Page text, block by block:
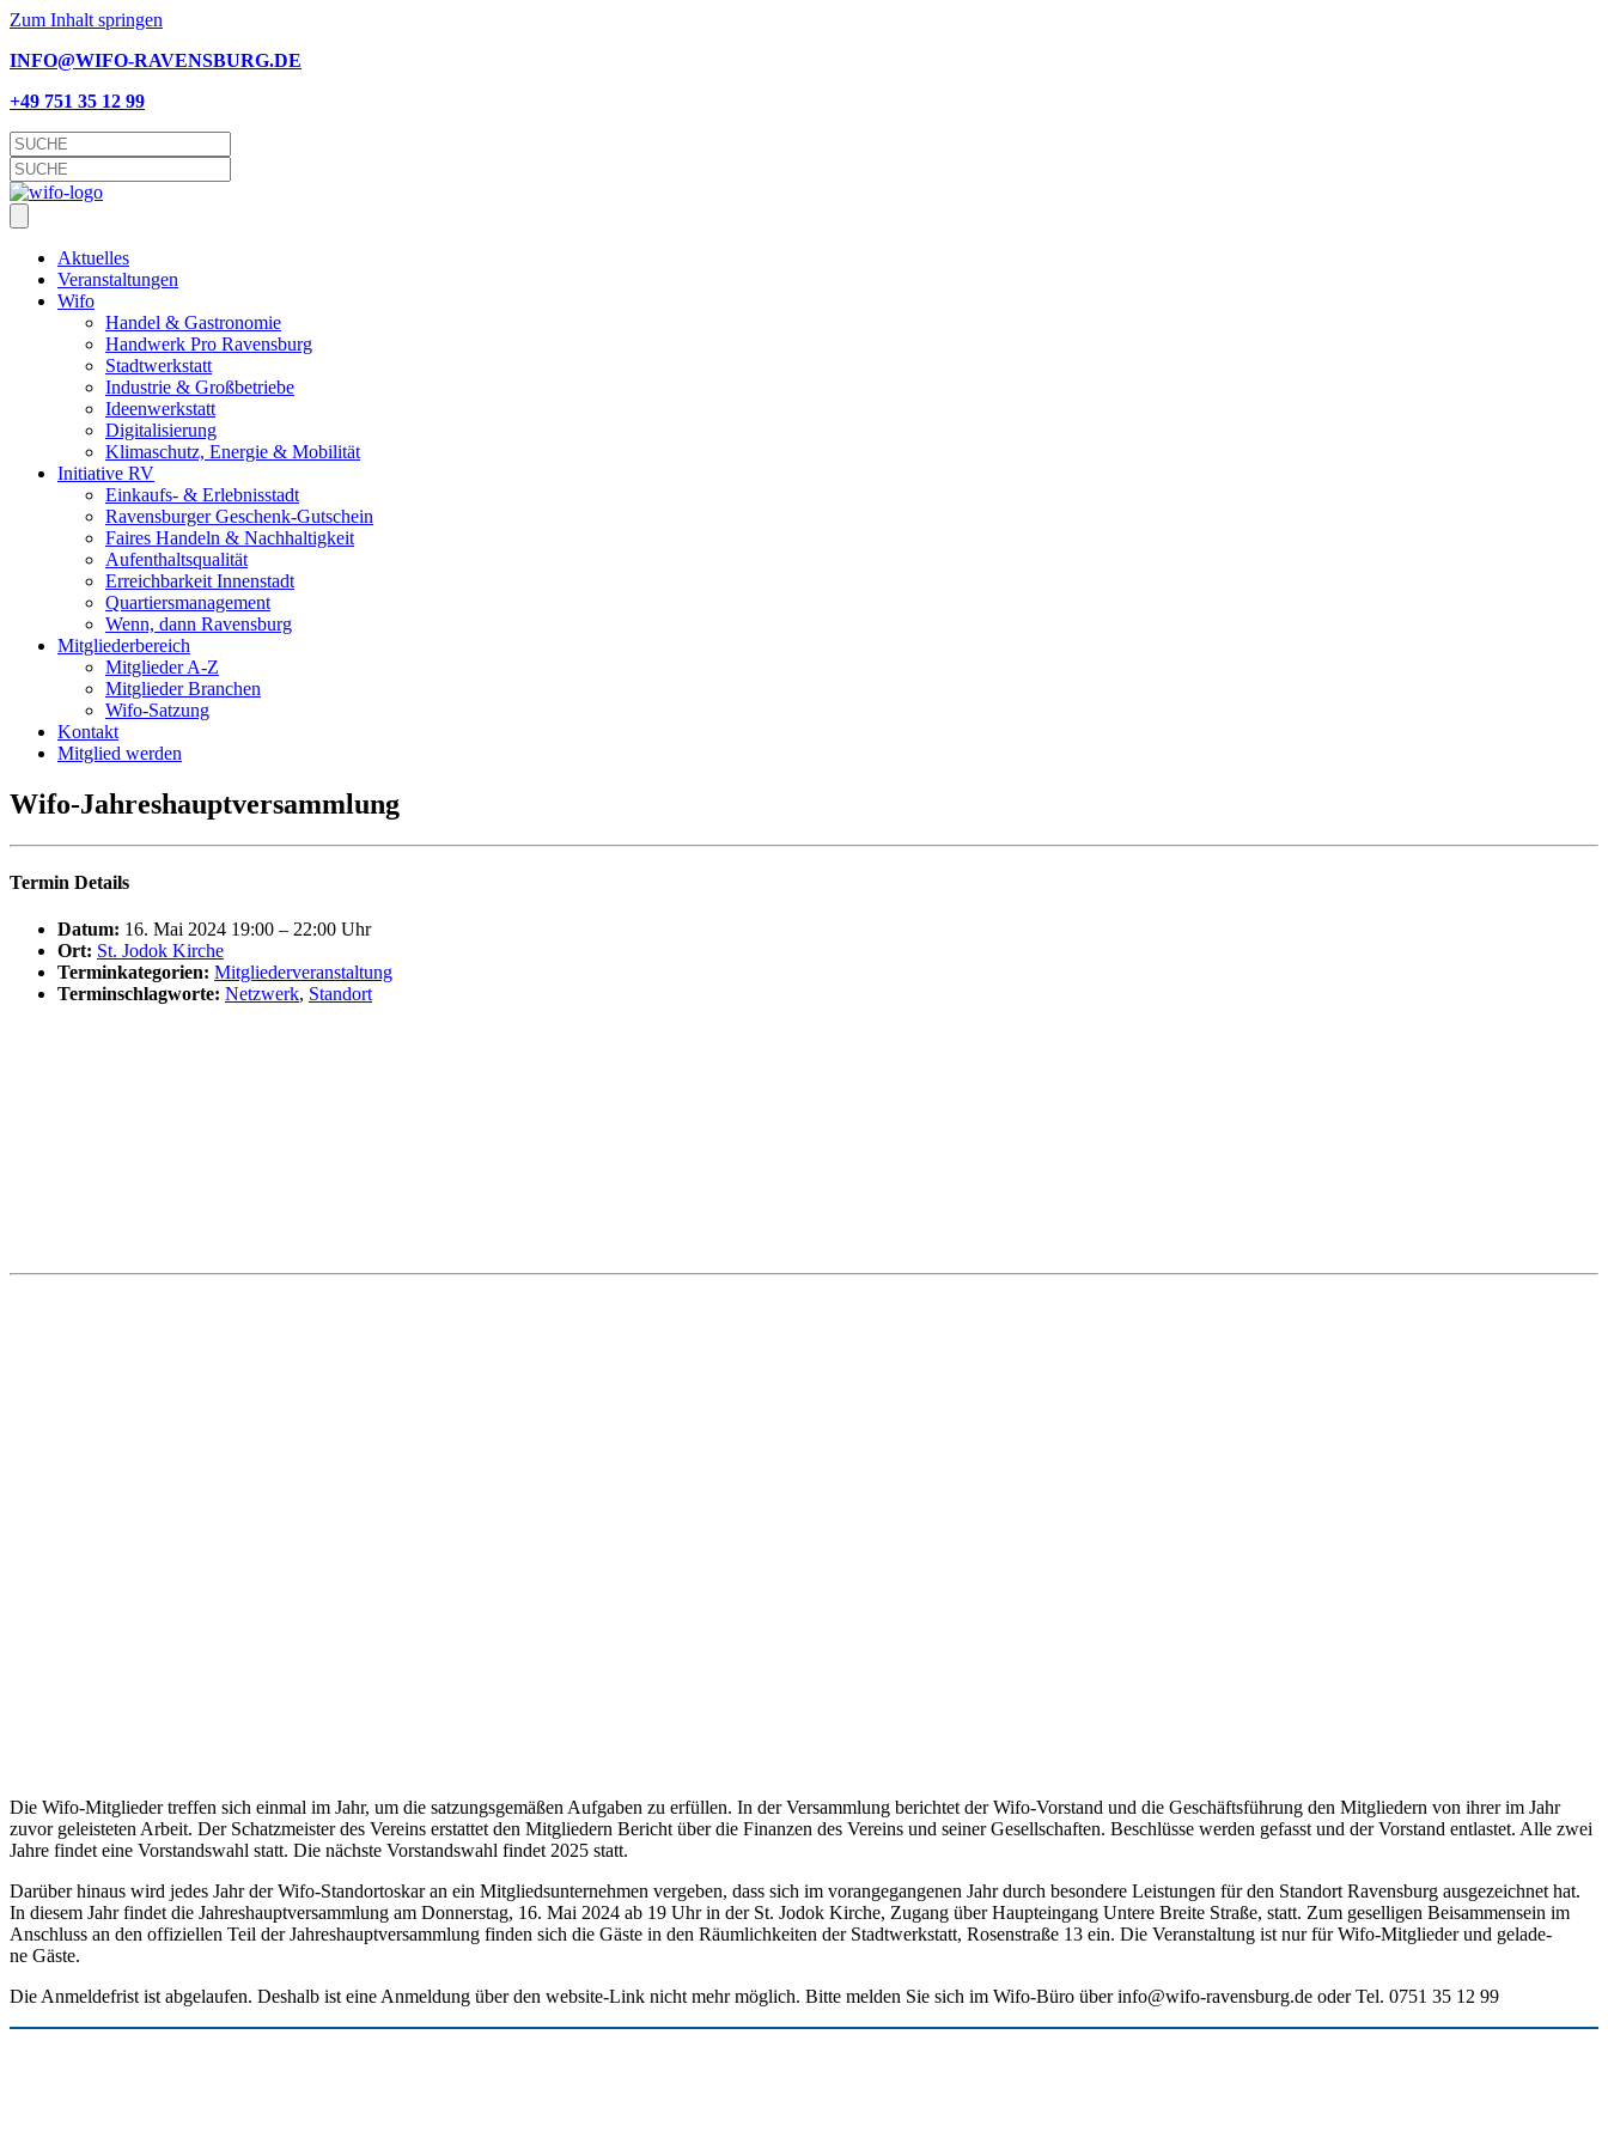
Zum Inhalt springen
INFO@WIFO-RAVENSBURG.DE
+49 751 35 12 99
Aktu­el­les
Ver­an­stal­tun­gen
Wifo
Han­del & Gastronomie
Hand­werk Pro Ravensburg
Stadt­werk­statt
Indus­trie & Großbetriebe
Ideen­werk­statt
Digi­ta­li­sie­rung
Kli­ma­schutz, Ener­gie & Mobilität
Initia­ti­ve RV
Einkaufs- & Erlebnisstadt
Ravens­bur­ger Geschenk-Gutschein
Fai­res Han­deln & Nachhaltigkeit
Auf­ent­halts­qua­li­tät
Erreich­bar­keit Innenstadt
Quar­tiers­ma­nage­ment
Wenn, dann Ravensburg
Mit­glie­der­be­reich
Mit­glie­der A‑Z
Mit­glie­der Branchen
Wifo-Sat­­zung
Kon­takt
Mit­glied werden
Wifo-Jah­res­haupt­ver­samm­lung
Ter­min Details
Datum: 16. Mai 2024 19:00 – 22:00 Uhr
Ort: St. Jodok Kirche
Ter­min­ka­te­go­rien: Mit­glie­der­ver­an­stal­tung
Ter­min­schlag­wor­te: Netz­werk, Stand­ort
Die Wifo-Mit­glie­der tref­fen sich ein­mal im Jahr, um die sat­zungs­ge­mä­ßen Auf­ga­ben zu erfül­len. In der Ver­samm­lung berich­tet der Wifo-Vor­stand und die Geschäfts­füh­rung den Mit­glie­dern von ihrer im Jahr
zuvor geleis­te­ten Arbeit. Der Schatz­meis­ter des Ver­eins erstat­tet den Mit­glie­dern Bericht über die Finan­zen des Ver­eins und sei­ner Gesell­schaf­ten. Beschlüs­se wer­den gefasst und der Vor­stand ent­las­tet. Alle zwei
Jah­re fin­det eine Vor­stands­wahl statt. Die nächs­te Vor­stands­wahl fin­det 2025 statt.
Dar­über hin­aus wird jedes Jahr der Wifo-Stand­or­tos­kar an ein Mit­glieds­un­ter­neh­men ver­ge­ben, dass sich im vor­an­ge­gan­ge­nen Jahr durch beson­de­re Leis­tun­gen für den Stand­ort Ravens­burg aus­ge­zeich­net hat.
In die­sem Jahr fin­det die Jah­res­haupt­ver­samm­lung am Don­ners­tag, 16. Mai 2024 ab 19 Uhr in der St. Jodok Kir­che, Zugang über Haupt­ein­gang Unte­re Brei­te Stra­ße, statt. Zum gesel­li­gen Bei­sam­men­sein im
Anschluss an den offi­zi­el­len Teil der Jah­res­haupt­ver­samm­lung fin­den sich die Gäs­te in den Räum­lich­kei­ten der Stadt­werk­statt, Rosen­stra­ße 13 ein. Die Ver­an­stal­tung ist nur für Wifo-Mit­glie­der und gela­de­
ne Gäste.
Die Anmel­de­frist ist abge­lau­fen. Des­halb ist eine Anmel­dung über den web­site-Link nicht mehr mög­lich. Bit­te mel­den Sie sich im Wifo-Büro über info@wifo-ravensburg.de oder Tel. 0751 35 12 99